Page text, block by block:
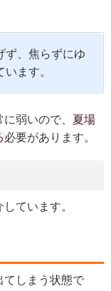
ず、焦らずにゆ
ます。
弱いので、 夏場
必要があります。
ています。
てしまう状態で